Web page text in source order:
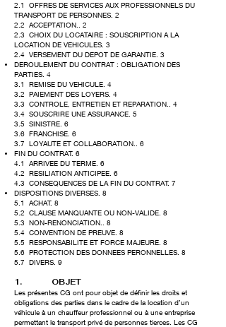
2.1 OFFRES DE SERVICES AUX PROFESSIONNELS DU
TRANSPORT DE PERSONNES. 2
2.2 ACCEPTATION.. 2
2.3 CHOIX DU LOCATAIRE : SOUSCRIPTION A LA
LOCATION DE VEHICULES. 3
2.4 VERSEMENT DU DEPOT DE GARANTIE. 3
DEROULEMENT DU CONTRAT : OBLIGATION DES
PARTIES. 4
3.1 REMISE DU VEHICULE. 4
3.2 PAIEMENT DES LOYERS. 4
3.3 CONTROLE, ENTRETIEN ET REPARATION.. 4
3.4 SOUSCRIRE UNE ASSURANCE. 5
3.5 SINISTRE. 6
3.6 FRANCHISE. 6
3.7 LOYAUTE ET COLLABORATION.. 6
FIN DU CONTRAT. 6
4.1 ARRIVEE DU TERME. 6
4.2 RESILIATION ANTICIPEE. 6
4.3 CONSEQUENCES DE LA FIN DU CONTRAT. 7
DISPOSITIONS DIVERSES. 8
5.1 ACHAT. 8
5.2 CLAUSE MANQUANTE OU NON-VALIDE. 8
5.3 NON-RENONCIATION.. 8
5.4 CONVENTION DE PREUVE. 8
5.5 RESPONSABILITE ET FORCE MAJEURE. 8
5.6 PROTECTION DES DONNEES PERONNELLES. 8
5.7 DIVERS. 9
1. OBJET
Les présentes CG ont pour objet de définir les droits et
obligations des parties dans le cadre de la location d’un
véhicule à un chauffeur professionnel ou à une entreprise
permettant le transport privé de personnes tierces. Les CG